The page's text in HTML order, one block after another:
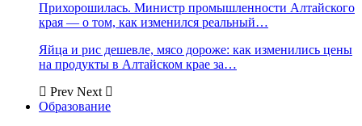
Прихорошилась. Министр промышленности Алтайского
края — о том, как изменился реальный…
Яйца и рис дешевле, мясо дороже: как изменились цены
на продукты в Алтайском крае за…
Prev Next
Образование